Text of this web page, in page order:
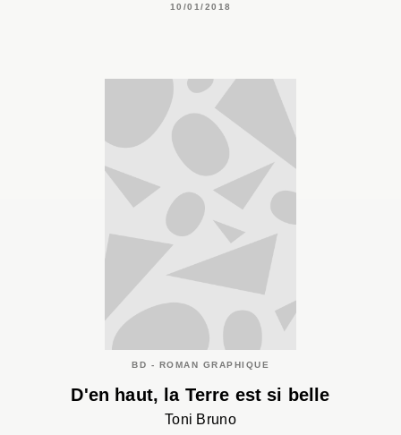
10/01/2018
BD - ROMAN GRAPHIQUE
D'en haut, la Terre est si belle
Toni Bruno